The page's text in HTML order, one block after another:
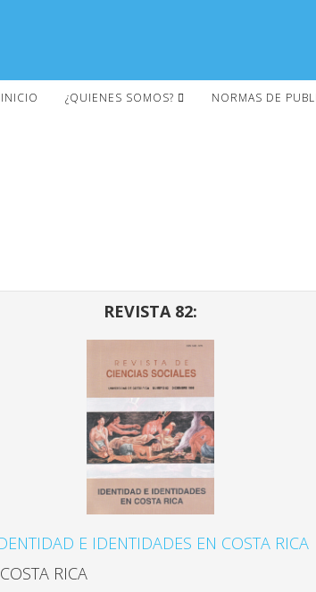
INICIO ¿QUIENES SOMOS? NORMAS DE
REVISTA 82:
E IDENTIDADES EN COSTA RICA
RICA